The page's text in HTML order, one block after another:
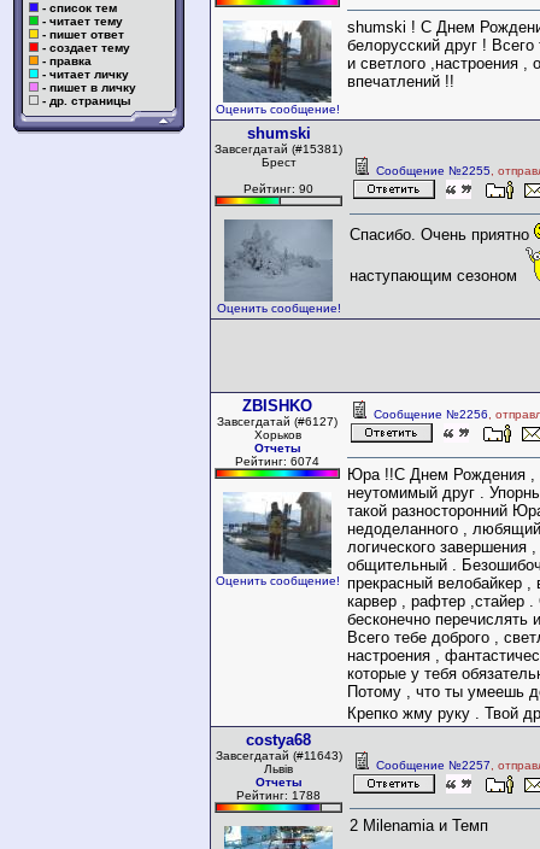
- список тем
- читает тему
- пишет ответ
- создает тему
- правка
- читает личку
- пишет в личку
- др. страницы
Оценить сообщение!
shumski ! С Днем
белорусский друг ! Всего
и светлого ,настроения ,
впечатлений !!
shumski
Завсегдатай (#15381)
Брест
Рейтинг: 90
Оценить сообщение!
Сообщение №2255 ,
Спасибо. Очень приятно
наступающим сезоном
ZBISHKO
Завсегдатай (#6127)
Хорьков
Отчеты
Рейтинг: 6074
Оценить сообщение!
Сообщение №2256 ,
Юра !!С Днем Рождения ,
неутомимый друг .
такой разносторонний
недоделанного ,
логического завершения
общительный .
прекрасный велобайкер ,
карвер , рафтер ,стайер
бесконечно перечислять
Всего тебе доброго ,
настроения ,
которые у тебя
Потому , что ты умеешь
Крепко жму руку . Твой
costya68
Завсегдатай (#11643)
Львів
Отчеты
Рейтинг: 1788
Сообщение №2257 ,
2 Milenamia и Темп